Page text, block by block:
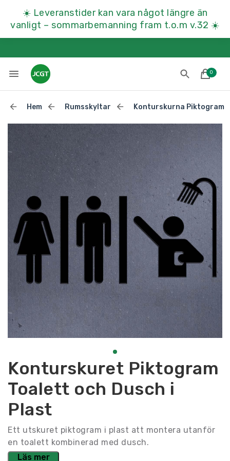
☀️ Leveranstider kan vara något längre än
vanligt – sommarbemanning fram t.o.m v.32 ☀️
0
Till kassan
Hem Rumsskyltar Konturskurna Piktogram
Konturskuret Piktogram
Toalett och Dusch i
Plast
Ett utskuret piktogram i plast att montera utanför
en toalett kombinerad med dusch.
Läs mer